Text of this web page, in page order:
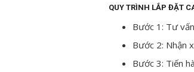
QUY TRÌNH LẮP ĐẶT
Bước 1: Tư
Bước 2: Nhận
Bước 3: Tiến